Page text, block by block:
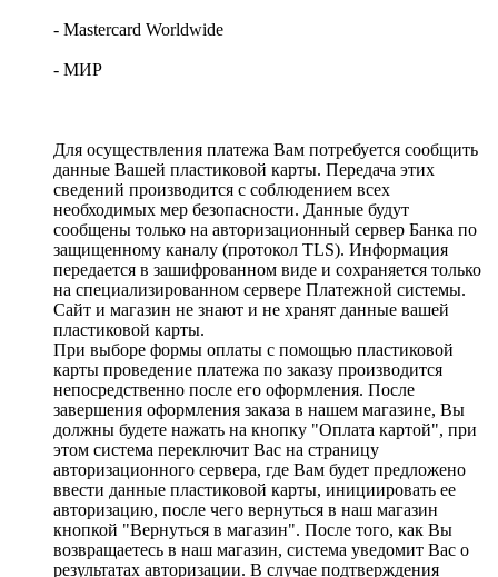
- Mastercard Worldwide
- МИР
Для осуществления платежа Вам потребуется сообщить
данные Вашей пластиковой карты. Передача этих
сведений производится с соблюдением всех
необходимых мер безопасности. Данные будут
сообщены только на авторизационный сервер Банка по
защищенному каналу (протокол TLS). Информация
передается в зашифрованном виде и сохраняется только
на специализированном сервере Платежной системы.
Сайт и магазин не знают и не хранят данные вашей
пластиковой карты.
При выборе формы оплаты с помощью пластиковой
карты проведение платежа по заказу производится
непосредственно после его оформления. После
завершения оформления заказа в нашем магазине, Вы
должны будете нажать на кнопку "Оплата картой", при
этом система переключит Вас на страницу
авторизационного сервера, где Вам будет предложено
ввести данные пластиковой карты, инициировать ее
авторизацию, после чего вернуться в наш магазин
кнопкой "Вернуться в магазин". После того, как Вы
возвращаетесь в наш магазин, система уведомит Вас о
результатах авторизации. В случае подтверждения